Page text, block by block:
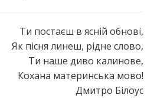
Ти постаєш в ясній обнові,
Як пісня линеш, рідне слово,
Ти наше диво калинове,
Кохана материнська мово!
Дмитро Білоус